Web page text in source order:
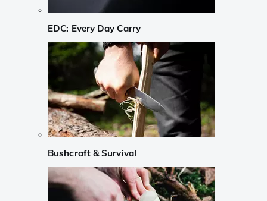
EDC: Every Day Carry
Bushcraft & Survival